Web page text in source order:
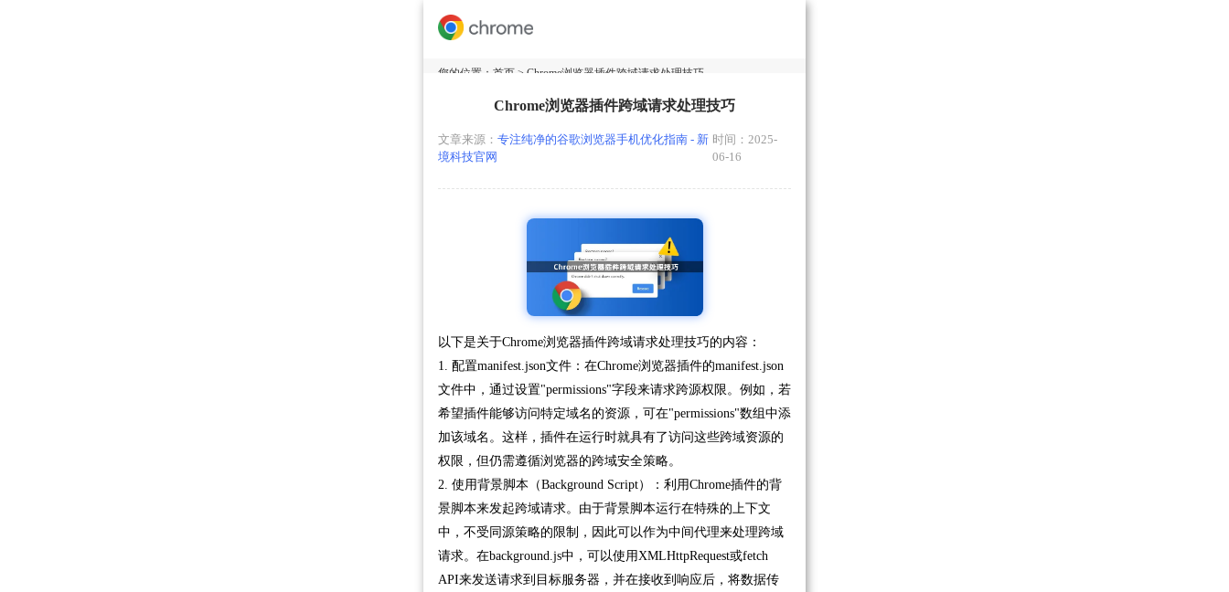
您的位置： 首页 > Chrome浏览器插件跨域请求处理技巧
Chrome浏览器插件跨域请求处理技巧
文章来源： 专注纯净的谷歌浏览器手机优化指南 - 新
境科技官网
时间：2025-
06-16
以下是关于Chrome浏览器插件跨域请求处理技巧的内容：
1. 配置manifest.json文件：在Chrome浏览器插件的manifest.json
文件中，通过设置"permissions"字段来请求跨源权限。例如，若
希望插件能够访问特定域名的资源，可在"permissions"数组中添
加该域名。这样，插件在运行时就具有了访问这些跨域资源的
权限，但仍需遵循浏览器的跨域安全策略。
2. 使用背景脚本（Background Script）：利用Chrome插件的背
景脚本来发起跨域请求。由于背景脚本运行在特殊的上下文
中，不受同源策略的限制，因此可以作为中间代理来处理跨域
请求。在background.js中，可以使用XMLHttpRequest或fetch
API来发送请求到目标服务器，并在接收到响应后，将数据传